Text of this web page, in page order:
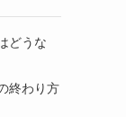
どうな
終わり方